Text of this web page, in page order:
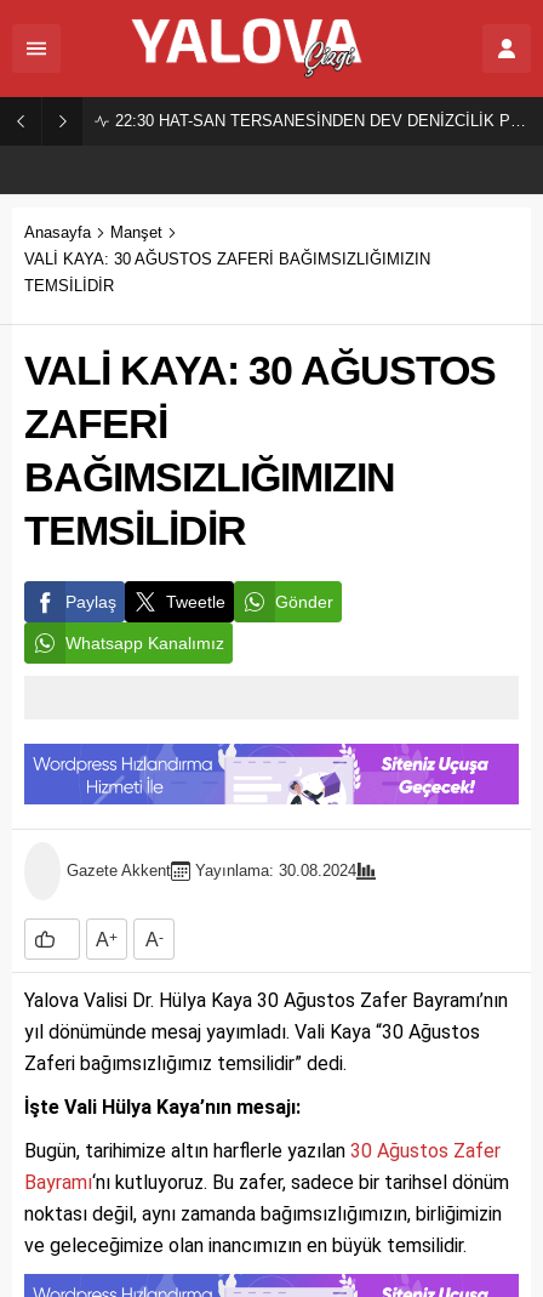
22:30 HAT-SAN TERSANESİNDEN DEV DENİZCİLİK PROJESİ!
Anasayfa
Manşet
VALİ KAYA: 30 AĞUSTOS ZAFERİ BAĞIMSIZLIĞIMIZIN
TEMSİLİDİR
VALİ KAYA: 30 AĞUSTOS
ZAFERİ
BAĞIMSIZLIĞIMIZIN
TEMSİLİDİR
Paylaş Tweetle Gönder
Whatsapp Kanalımız
Gazete Akkent Yayınlama: 30.08.2024
A+ A-
Yalova Valisi Dr. Hülya Kaya 30 Ağustos Zafer Bayramı’nın
yıl dönümünde mesaj yayımladı. Vali Kaya “30 Ağustos
Zaferi bağımsızlığımız temsilidir” dedi.
İşte Vali Hülya Kaya’nın mesajı:
Bugün, tarihimize altın harflerle yazılan 30 Ağustos Zafer
Bayramı‘nı kutluyoruz. Bu zafer, sadece bir tarihsel dönüm
noktası değil, aynı zamanda bağımsızlığımızın, birliğimizin
ve geleceğimize olan inancımızın en büyük temsilidir.